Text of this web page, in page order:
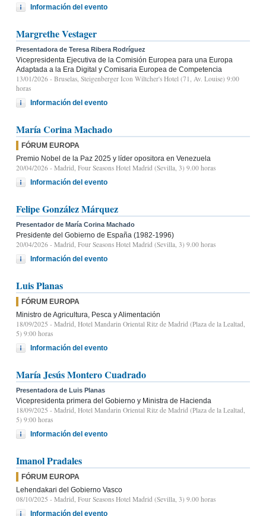
Información del evento
Margrethe Vestager
Presentadora de Teresa Ribera Rodríguez
Vicepresidenta Ejecutiva de la Comisión Europea para una Europa
Adaptada a la Era Digital y Comisaria Europea de Competencia
13/01/2026 - Bruselas, Steigenberger Icon Wiltcher's Hotel (71, Av. Louise) 9:00
horas
Información del evento
María Corina Machado
FÓRUM EUROPA
Premio Nobel de la Paz 2025 y líder opositora en Venezuela
20/04/2026 - Madrid, Four Seasons Hotel Madrid (Sevilla, 3) 9.00 horas
Información del evento
Felipe González Márquez
Presentador de María Corina Machado
Presidente del Gobierno de España (1982-1996)
20/04/2026 - Madrid, Four Seasons Hotel Madrid (Sevilla, 3) 9.00 horas
Información del evento
Luis Planas
FÓRUM EUROPA
Ministro de Agricultura, Pesca y Alimentación
18/09/2025 - Madrid, Hotel Mandarin Oriental Ritz de Madrid (Plaza de la Lealtad,
5) 9:00 horas
Información del evento
María Jesús Montero Cuadrado
Presentadora de Luis Planas
Vicepresidenta primera del Gobierno y Ministra de Hacienda
18/09/2025 - Madrid, Hotel Mandarin Oriental Ritz de Madrid (Plaza de la Lealtad,
5) 9:00 horas
Información del evento
Imanol Pradales
FÓRUM EUROPA
Lehendakari del Gobierno Vasco
08/10/2025 - Madrid, Four Seasons Hotel Madrid (Sevilla, 3) 9.00 horas
Información del evento